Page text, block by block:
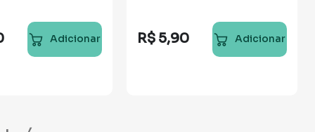
Adicionar R$ 5,90 Adicionar